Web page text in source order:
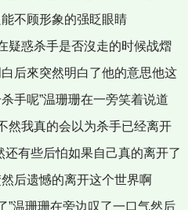
不顾形象的强眨眼睛
惑杀手是否沒走的时候战熠
后來突然明白了他的意思他这
手呢”温珊珊在一旁笑着说道
我真的会以为杀手已经离开
还有些后怕如果自己真的离开了
后遗憾的离开这个世界啊
温珊珊在旁边叹了一口气然后